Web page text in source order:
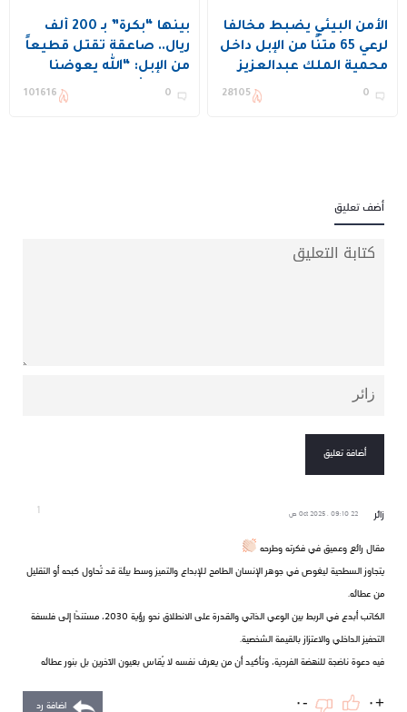
الأمن البيئي يضبط مخالفًا
لرعي 65 متنًا من الإبل داخل
محمية الملك عبدالعزيز
الملكية
0
28105
بينها “بكرة” بـ 200 ألف
ريال.. صاعقة تقتل قطيعاً
من الإبل: “الله يعوضنا
خير” (شاهد)
0
101616
أضف تعليق
١ زائر 22 Oct 2025 . 09:10 ص
مقال رائع وعميق في فكرته وطرحه
يتجاوز السطحية ليغوص في جوهر الإنسان الطامح للإبداع والتميز وسط بيئة قد تُحاول كبحه أو التقليل
من عطائه.
الكاتب أبدع في الربط بين الوعي الذاتي والقدرة على الانطلاق نحو رؤية 2030، مستندًا إلى فلسفة
التحفيز الداخلي والاعتزاز بالقيمة الشخصية.
فيه دعوة ناضجة للنهضة الفردية، وتأكيد أن من يعرف نفسه لا يُقاس بعيون الآخرين بل بنور عطائه
اضافة رد +٠ -٠